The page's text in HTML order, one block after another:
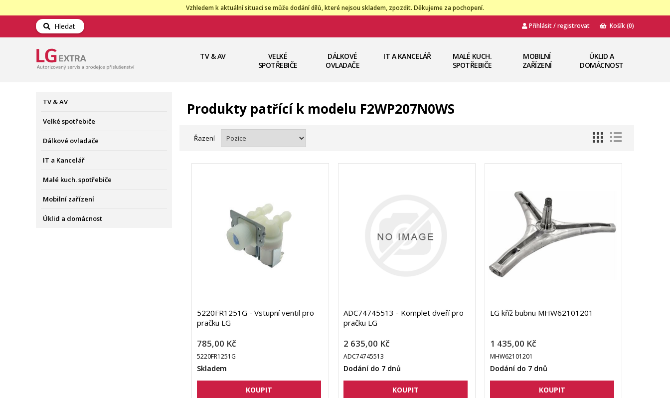
Vzhledem k aktuální situaci se může dodání dílů, které nejsou skladem, zpozdit. Děkujeme za pochopení.
Hledat Přihlásit / registrovat Košík(0)
TV & AV
VELKÉ
SPOTŘEBIČE
DÁLKOVÉ
OVLADAČE
IT A KANCELÁŘ
MALÉ KUCH.
SPOTŘEBIČE
MOBILNÍ
ZAŘÍZENÍ
ÚKLID A
DOMÁCNOST
TV & AV
Velké spotřebiče
Dálkové ovladače
IT a Kancelář
Malé kuch. spotřebiče
Mobilní zařízení
Úklid a domácnost
Produkty patřící k modelu F2WP207N0WS
Řazení
5220FR1251G - Vstupní ventil pro
pračku LG
785,00 Kč
5220FR1251G
Skladem
ADC74745513 - Komplet dveří pro
pračku LG
2 635,00 Kč
ADC74745513
Dodání do 7 dnů
LG kříž bubnu MHW62101201
1 435,00 Kč
MHW62101201
Dodání do 7 dnů